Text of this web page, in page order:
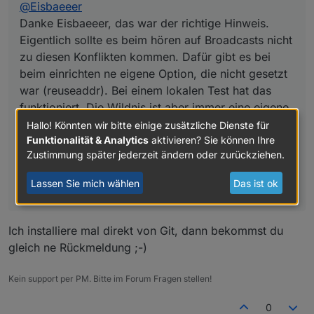
funktioniert. Die Wildnis ist aber immer eine eigene
Herausforderung.
Nach dem der Build bei Travis durch ist (diesmal dann
auch schon mit node 12 Test),
wird die v0.8.9 nach npm gepublised
Für einen weiteren Test wäre ich dankbar.
@Eisbaeeer
Danke Eisbaeeer, das war der richtige Hinweis.
Eigentlich sollte es beim hören auf Broadcasts nicht
zu diesen Konflikten kommen. Dafür gibt es bei
beim einrichten ne eigene Option, die nicht gesetzt
war (reuseaddr). Bei einem lokalen Test hat das
funktioniert. Die Wildnis ist aber immer eine eigene
Herausforderung.
Nach dem der Build bei Travis durch ist (diesmal
dann auch schon mit node 12 Test),
wird die v0.8.9 nach npm gepublised
Für einen weiteren Test wäre ich dankbar.
Ich installiere mal direkt von Git, dann bekommst du
gleich ne Rückmeldung ;-)
Kein support per PM. Bitte im Forum Fragen stellen!
0
Hallo! Könnten wir bitte einige zusätzliche Dienste für
Funktionalität & Analytics aktivieren? Sie können Ihre
Zustimmung später jederzeit ändern oder zurückziehen.
Lassen Sie mich wählen Das ist ok